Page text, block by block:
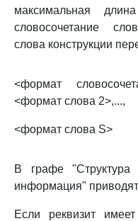
максимальная
словосочетание
слова конструкции
<формат
<формат слова 2>,...,
<формат слова S>
В графе "Структура
информация"
Если реквизит